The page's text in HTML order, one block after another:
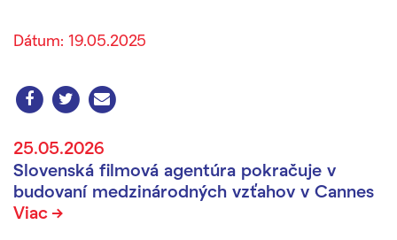
Dátum: 19.05.2025
25.05.2026
Slovenská filmová agentúra pokračuje v
budovaní medzinárodných vzťahov v Cannes
Viac